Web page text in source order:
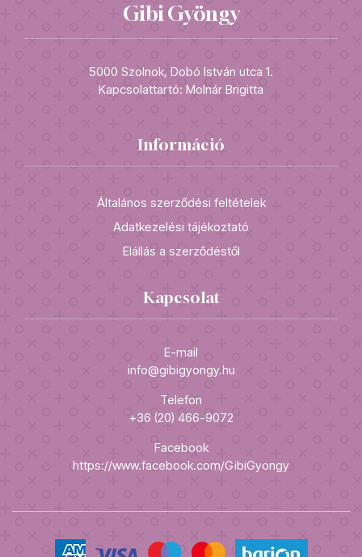
Gibi Gyöngy
5000 Szolnok, Dobó István utca 1.
Kapcsolattartó: Molnár Brigitta
Információ
Általános szerződési feltételek
Adatkezelési tájékoztató
Elállás a szerződéstől
Kapcsolat
E-mail
info@gibigyongy.hu
Telefon
+36 (20) 466-9072
Facebook
https://www.facebook.com/GibiGyongy